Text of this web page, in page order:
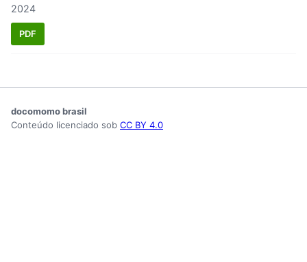
2024
PDF
docomomo brasil
Conteúdo licenciado sob CC BY 4.0